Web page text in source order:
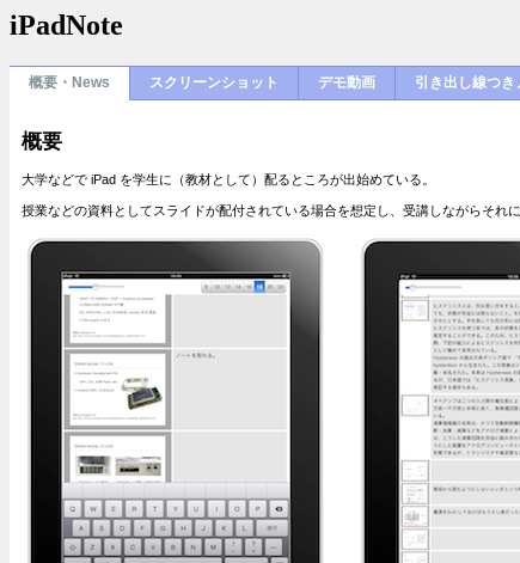
iPadNote
概要・news スクリーンショット デモ動画 引き出し線つき
概要
大学などで iPad を学生に（教材として）配るところが出始めている。
授業などの資料としてスライドが配付されている場合を想定し、受講しながらそれ